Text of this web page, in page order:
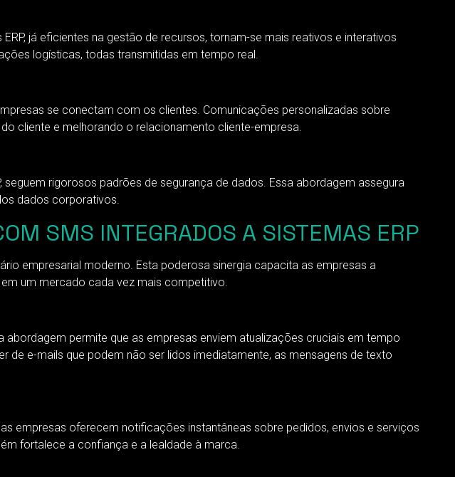
já eficientes na gestão de recursos, tornam-se mais reativos e interativos
logísticas, todas transmitidas em tempo real.
se conectam com os clientes. Comunicações personalizadas sobre
cliente e melhorando o relacionamento cliente-empresa.
rigorosos padrões de segurança de dados. Essa abordagem assegura
dados corporativos.
SMS INTEGRADOS A SISTEMAS ERP
empresarial moderno. Esta poderosa sinergia capacita as empresas a
um mercado cada vez mais competitivo.
abordagem permite que as empresas enviem atualizações cruciais em tempo
de e-mails que podem não ser lidos imediatamente, as mensagens de texto
empresas oferecem notificações instantâneas sobre pedidos, envios e serviços
fortalece a confiança e a lealdade à marca.